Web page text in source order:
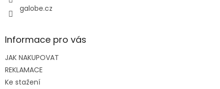
galobe.cz
Informace pro vás
JAK NAKUPOVAT
REKLAMACE
Ke stažení